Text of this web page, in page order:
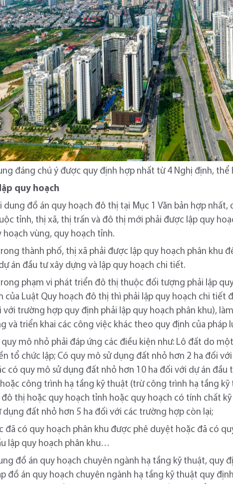
đáng chú ý được quy định hợp nhất từ 4 Nghị định, thể
quy hoạch
dung đồ án quy hoạch đô thị tại Mục 1 Văn bản hợp
tỉnh, thị xã, thị trấn và đô thị mới phải được lập quy
hoạch vùng, quy hoạch tỉnh.
thành phố, thị xã phải được lập quy hoạch phân khu
án đầu tư xây dựng và lập quy hoạch chi tiết.
phạm vi phát triển đô thị thuộc đối tượng phải lập
của Luật Quy hoạch đô thị thì phải lập quy hoạch chi tiết
với trường hợp quy định phải lập quy hoạch phân khu),
và triển khai các công việc khác theo quy định của pháp
mô nhỏ phải đáp ứng các điều kiện như: Lô đất do
tổ chức lập; Có quy mô sử dụng đất nhỏ hơn 2 ha đối
có quy mô sử dụng đất nhỏ hơn 10 ha đối với dự án đầu
công trình hạ tầng kỹ thuật (trừ công trình hạ tầng
thị hoặc quy hoạch tỉnh hoặc quy hoạch có tính chất
dụng đất nhỏ hơn 5 ha đối với các trường hợp còn lại;
đã có quy hoạch phân khu được phê duyệt hoặc đã có
lập quy hoạch phân khu…
đồ án quy hoạch chuyên ngành hạ tầng kỹ thuật, quy
đồ án quy hoạch chuyên ngành hạ tầng kỹ thuật quy